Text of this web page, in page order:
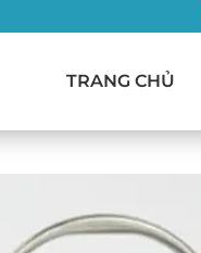
TRANG CHỦ